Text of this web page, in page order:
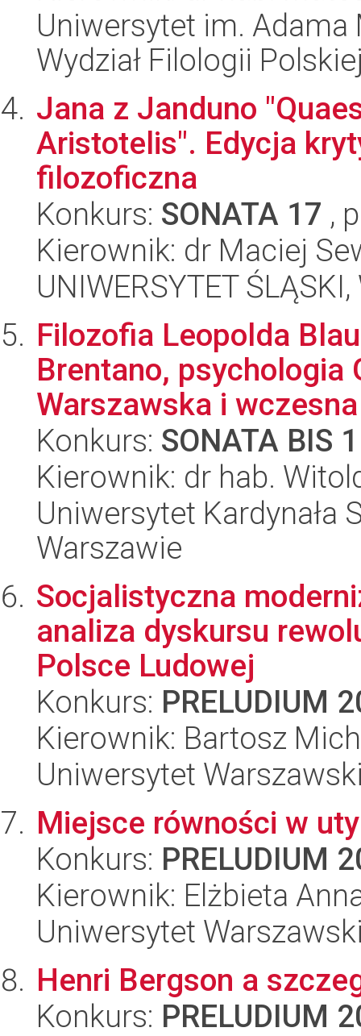
Uniwersytet im.
Wydział Filologii
Jana z Janduno
Aristotelis". Edycja
filozoficzna
Konkurs: SONATA 17 ,
Kierownik: dr Maciej
UNIWERSYTET
Filozofia Leopolda
Brentano, psychologia
Warszawska i
Konkurs: SONATA BIS
Kierownik: dr hab.
Uniwersytet Kardynała
Warszawie
Socjalistyczna
analiza dyskursu
Polsce Ludowej
Konkurs: PRELUDIUM
Kierownik: Bartosz
Uniwersytet
Miejsce równości w
Konkurs: PRELUDIUM
Kierownik: Elżbieta
Uniwersytet
Henri Bergson a
Konkurs: PRELUDIUM